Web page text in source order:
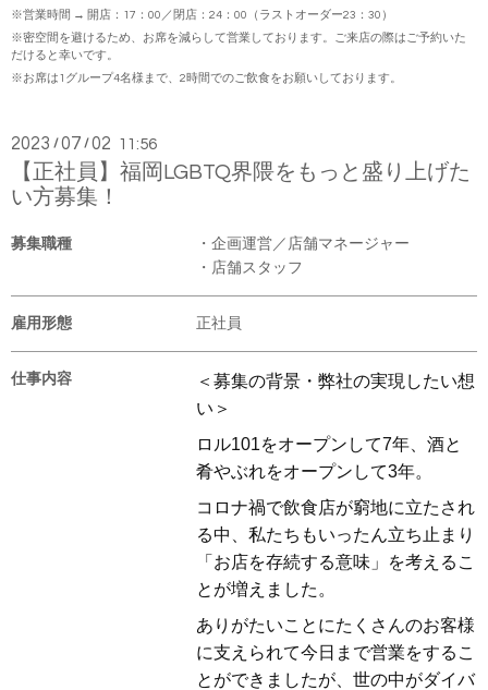
※営業時間 → 開店：17：00／閉店：24：00（ラストオーダー23：30）
※密空間を避けるため、お席を減らして営業しております。ご来店の際はご予約いた
だけると幸いです。
※お席は1グループ4名様まで、2時間でのご飲食をお願いしております。
2023 /07 /02 11:56
【正社員】福岡LGBTQ界隈をもっと盛り上げた
い方募集！
募集職種
・企画運営／店舗マネージャー
・店舗スタッフ
雇用形態 正社員
仕事内容
＜募集の背景・弊社の実現したい想
い＞
ロル101をオープンして7年、酒と
肴やぶれをオープンして3年。
コロナ禍で飲食店が窮地に立たされ
る中、私たちもいったん立ち止まり
「お店を存続する意味」を考えるこ
とが増えました。
ありがたいことにたくさんのお客様
に支えられて今日まで営業をするこ
とができましたが、世の中がダイバ